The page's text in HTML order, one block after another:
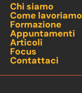
Chi siamo
Come lavoriamo
Formazione
Appuntamenti
Articoli
Focus
Contattaci